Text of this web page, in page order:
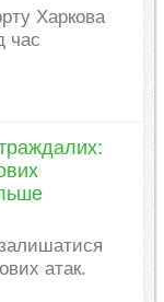
Харкова
час
атак.